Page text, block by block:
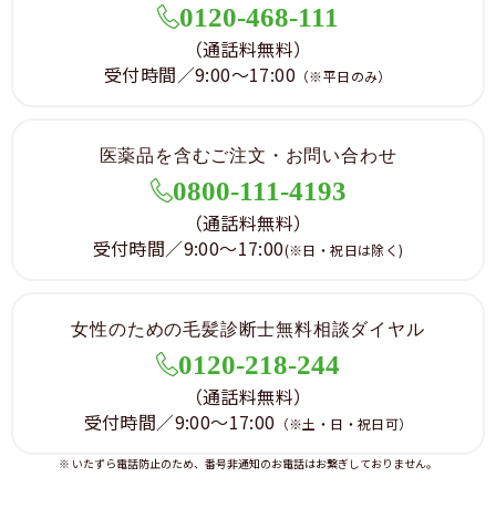
0120-468-111
（通話料無料）
受付時間／9:00～17:00 （※平日のみ）
医薬品を含むご注文・お問い合わせ
0800-111-4193
（通話料無料）
受付時間／9:00～17:00(※日・祝日は除く)
女性のための毛髪診断士無料相談ダイヤル
0120-218-244
（通話料無料）
受付時間／9:00～17:00 （※土・日・祝日可）
※ いたずら電話防止のため、番号非通知のお電話はお繋ぎしておりません。